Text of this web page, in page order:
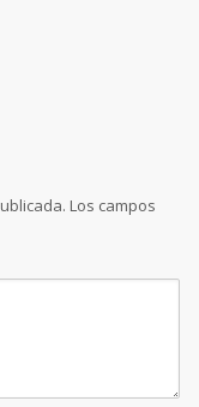
Los campos